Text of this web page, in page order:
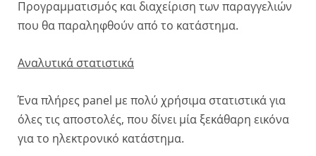
Προγραμματισμός και διαχείριση των παραγγελιών
που θα παραληφθούν από το κατάστημα.
Αναλυτικά στατιστικά
Ένα πλήρες panel με πολύ χρήσιμα στατιστικά για
όλες τις αποστολές, που δίνει μία ξεκάθαρη εικόνα
για το ηλεκτρονικό κατάστημα.